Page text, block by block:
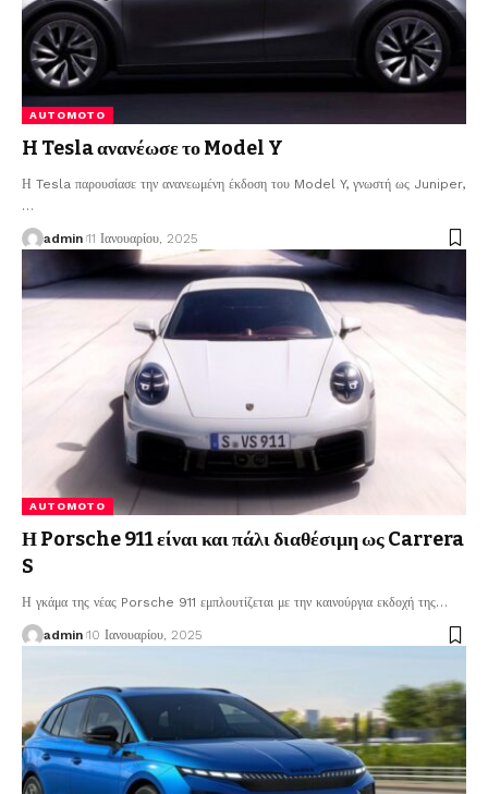
AUTOMOTO
H Tesla ανανέωσε το Model Y
Η Tesla παρουσίασε την ανανεωμένη έκδοση του Model Y, γνωστή ως Juniper,
…
admin 11 Ιανουαρίου, 2025
AUTOMOTO
Η Porsche 911 είναι και πάλι διαθέσιμη ως Carrera
S
Η γκάμα της νέας Porsche 911 εμπλουτίζεται με την καινούργια εκδοχή της…
admin 10 Ιανουαρίου, 2025